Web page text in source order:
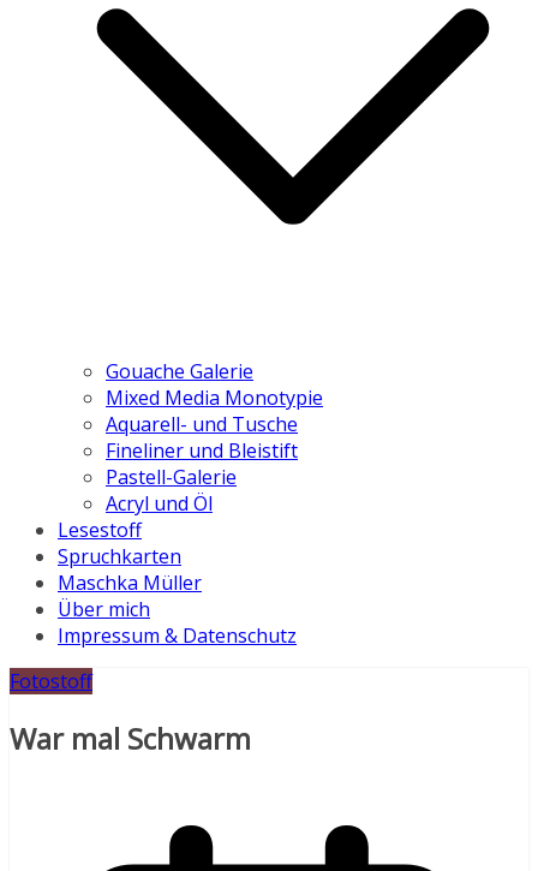
Gouache Galerie
Mixed Media Monotypie
Aquarell- und Tusche
Fineliner und Bleistift
Pastell-Galerie
Acryl und Öl
Lesestoff
Spruchkarten
Maschka Müller
Über mich
Impressum & Datenschutz
Fotostoff
War mal Schwarm